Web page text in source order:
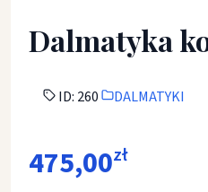
Dalmatyka
ID: 260 DALMATYKI
475,00zł